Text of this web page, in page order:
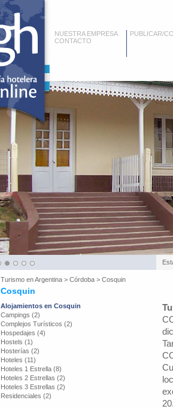
NUESTRA EMPRESA
CONTACTO
PUBLICAR/
Turismo enArgentina > Córdoba > Cosquin
Cosquin
Alojamientos en Cosquin
Campings (2)
Complejos Turísticos (2)
Hospedajes (4)
Hostels (1)
Hosterías (2)
Hoteles (11)
Hoteles 1 Estrella (8)
Hoteles 2 Estrellas (2)
Hoteles 3 Estrellas (2)
Residenciales (2)